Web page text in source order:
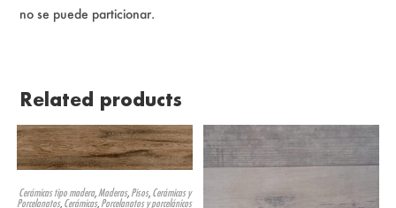
no se puede particionar.
Related products
Cerámicas tipo madera,Maderas, Pisos, Cerámicas y
Porcelanatos, Cerámicas, Porcelanatos y porcelánicos